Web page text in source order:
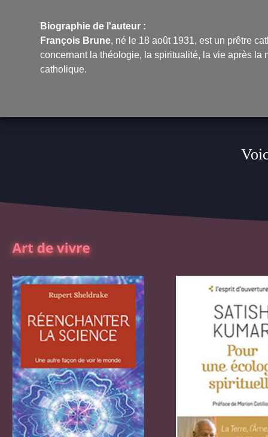
Biographie de l'auteur :
François Brune, né le 18 août 1931, est un prêtre
concernant la théologie, la spiritualité, la vie après la
catholique.